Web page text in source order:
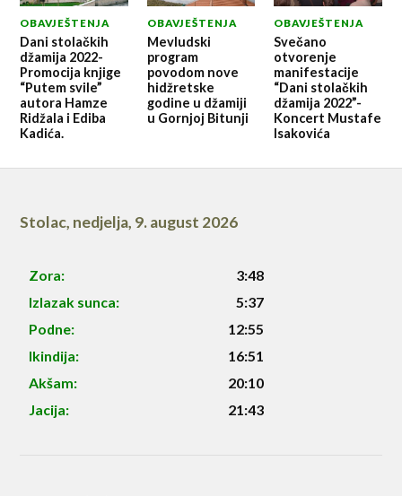
OBAVJEŠTENJA
Dani stolačkih
džamija 2022-
Promocija knjige
“Putem svile”
autora Hamze
Ridžala i Ediba
Kadića.
OBAVJEŠTENJA
Mevludski
program
povodom nove
hidžretske
godine u džamiji
u Gornjoj Bitunji
OBAVJEŠTENJA
Svečano
otvorenje
manifestacije
“Dani stolačkih
džamija 2022”-
Koncert Mustafe
Isakovića
Stolac, nedjelja, 9. august 2026
Zora:
3:48
Izlazak sunca:
5:37
Podne:
12:55
Ikindija:
16:51
Akšam:
20:10
Jacija:
21:43